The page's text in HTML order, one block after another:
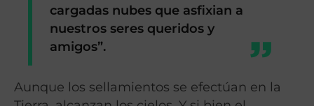
cargadas nubes que asfixian a
nuestros seres queridos y
amigos”.
Aunque los sellamientos se efectúan en la